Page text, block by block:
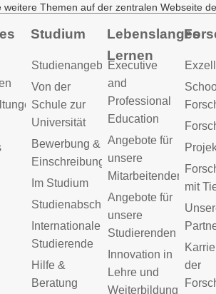
weitere Themen auf der zentralen Webseite
Studium
Studienangebot
Von der
Schule zur
Universität
Bewerbung &
Einschreibung
Im Studium
Studienabschluss
Internationale
Studierende
Hilfe &
Beratung
Lebenslanges
Lernen
Executive
and
Professional
Education
Angebote für
unsere
Mitarbeitenden
Angebote für
unsere
Studierenden
Innovation in
Lehre und
Weiterbildung
mit
der